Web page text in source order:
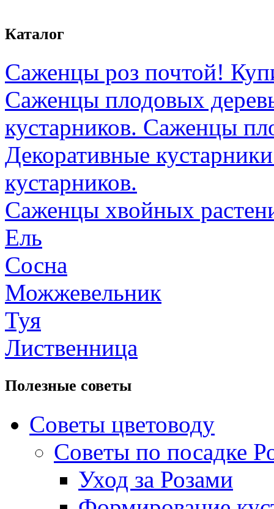
Каталог
Саженцы роз почтой!
Саженцы плодовых
кустарников. Саженцы
Декоративные
кустарников.
Саженцы хвойных
Eль
Сосна
Можжевельник
Туя
Лиственница
Полезные советы
Советы цветоводу
Советы по посадке
Уход за Розами